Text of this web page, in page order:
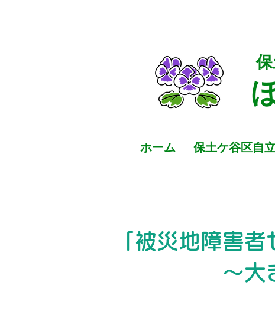
ホーム 保土ケ谷区自
「被災地障害
～大